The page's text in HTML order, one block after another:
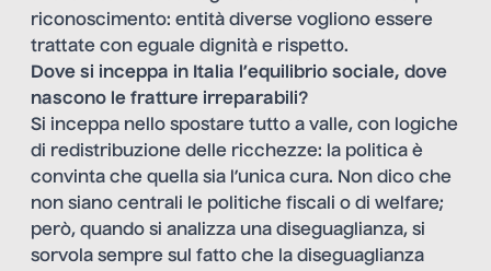
riconoscimento: entità diverse vogliono essere
trattate con eguale dignità e rispetto.
Dove si inceppa in Italia l’equilibrio sociale, dove
nascono le fratture irreparabili?
Si inceppa nello spostare tutto a valle, con logiche
di redistribuzione delle ricchezze: la politica è
convinta che quella sia l’unica cura. Non dico che
non siano centrali le politiche fiscali o di welfare;
però, quando si analizza una diseguaglianza, si
sorvola sempre sul fatto che la diseguaglianza